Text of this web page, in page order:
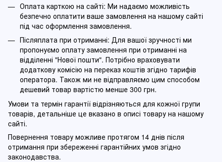
Оплата карткою на сайті: Ми надаємо можливість
безпечно оплатити ваше замовлення на нашому сайті
під час оформлення замовлення.
Післяплата при отриманні: Для вашої зручності ми
пропонуємо оплату замовлення при отриманні на
відділенні "Нової пошти". Потрібно враховувати
додаткову комісію на переказ коштів згідно тарифів
оператора. Також ми не відправляємо цим способом
дешевий товар вартістю менше 300 грн.
Умови та термін гарантії відрізняються для кожної групи
товарів, детальніше це вказано в описі товару на нашому
сайті.
Повернення товару можливе протягом 14 днів після
отримання при збереженні гарантійних умов згідно
законодавства.